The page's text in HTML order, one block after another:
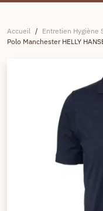
Accueil / Entretien Hygiène
Polo Manchester HELLY